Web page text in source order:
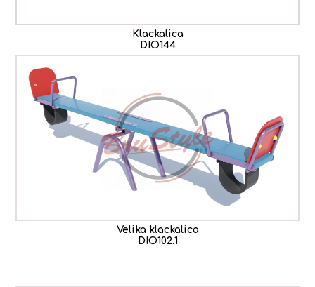
Klackalica
DIO144
Velika klackalica
DIO102.1